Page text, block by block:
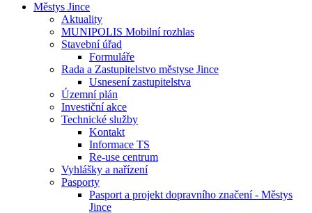
Městys Jince
Aktuality
MUNIPOLIS Mobilní rozhlas
Stavební úřad
Formuláře
Rada a Zastupitelstvo městyse Jince
Usnesení zastupitelstva
Územní plán
Investiční akce
Technické služby
Kontakt
Informace TS
Re-use centrum
Vyhlášky a nařízení
Pasporty
Pasport a projekt dopravního značení - Městys
Jince